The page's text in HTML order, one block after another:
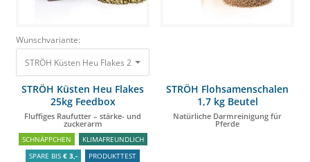
Wunschvariante:
STRÖH Küsten Heu Flakes 25kg Feedbox Fluffiges Raufutter – stärke-
STRÖH Küsten Heu Flakes
25kg Feedbox
Fluffiges Raufutter – stärke- und
zuckerarm
SCHNÄPPCHEN
KLIMAFREUNDLICH
SPARE BIS € 3,-
PRODUKTTEST
STRÖH Flohsamenschalen
1,7 kg Beutel
Natürliche Darmreinigung für
Pferde